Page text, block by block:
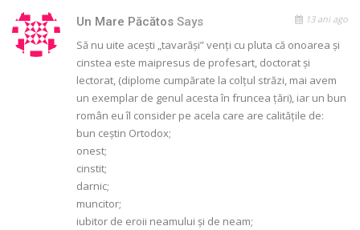
Un Mare Păcătos Says 13 ani ago
Să nu uite acești „tavarăși” venți cu pluta că onoarea și
cinstea este maipresus de profesart, doctorat și
lectorat, (diplome cumpărate la colțul străzi, mai avem
un exemplar de genul acesta în fruncea țări), iar un bun
român eu îl consider pe acela care are calitățile de:
bun ceștin Ortodox;
onest;
cinstit;
darnic;
muncitor;
iubitor de eroii neamului și de neam;